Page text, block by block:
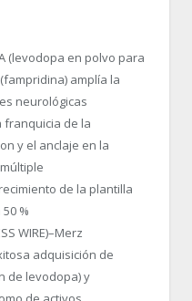
(levodopa en polvo para
(fampridina) amplía la
neurológicas
franquicia de la
y el anclaje en la
de la plantilla
%
WIRE)–Merz
adquisición de
de levodopa) y